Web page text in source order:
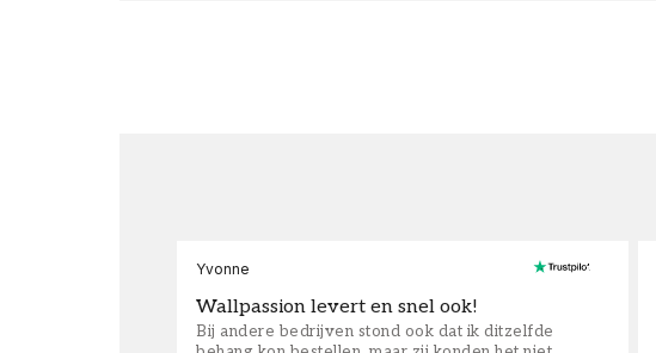
Yvonne
Wallpassion levert en snel ook!
Bij andere bedrijven stond ook dat ik ditzelfde